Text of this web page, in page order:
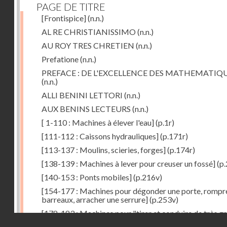
PAGE DE TITRE
[Frontispice](n.n.)
AL RE CHRISTIANISSIMO (n.n.)
AU ROY TRES CHRETIEN (n.n.)
Prefatione(n.n.)
PREFACE : DE L'EXCELLENCE DES
(n.n.)
ALLI BENINI LETTORI (n.n.)
AUX BENINS LECTEURS (n.n.)
[ 1-110 : Machines à élever l'eau](p.1r)
[111-112 : Caissons hydrauliques](p.171r)
[113-137 : Moulins, scieries, forges](p.174r)
[138-139 : Machines à lever pour creuser un fossé]
[140-153 : Ponts mobiles](p.216v)
[154-177 : Machines pour dégonder une porte,
barreaux, arracher une serrure](p.253v)
[178-183 : Machines pour "tirer et conduire de très